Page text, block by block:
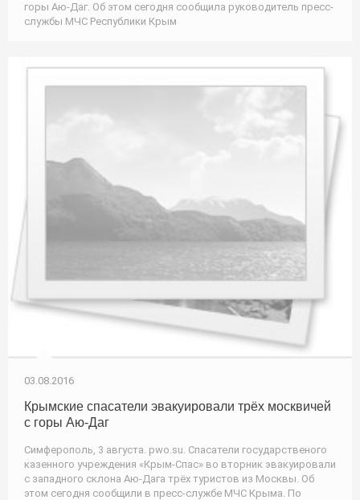
горы Аю-Даг. Об этом сегодня сообщила руководитель пресс-
службы МЧС Республики Крым
03.08.2016
Крымские спасатели эвакуировали трёх москвичей
с горы Аю-Даг
Симферополь, 3 августа. pwo.su. Спасатели государственого
казенного учреждения «Крым-Спас» во вторник эвакуировали
с западного склона Аю-Дага трёх туристов из Москвы. Об
этом сегодня сообщили в пресс-службе МЧС Крыма. По